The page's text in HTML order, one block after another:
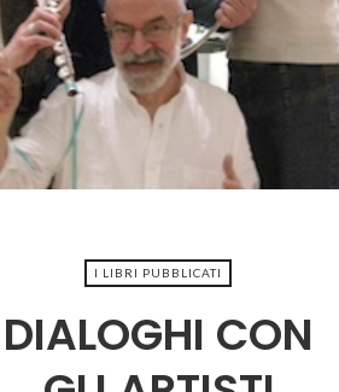
I LIBRI PUBBLICATI
DIALOGHI CON